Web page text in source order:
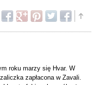
roku marzy się Hvar. W
zapłacona w Zavali.